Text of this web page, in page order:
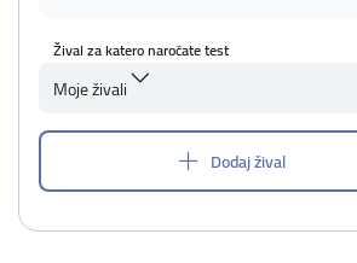
Žival za katero naročate test
Moje živali
Dodaj žival